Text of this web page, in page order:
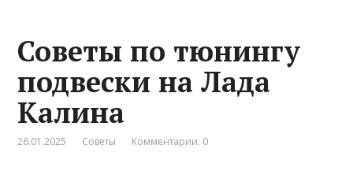
Советы по тюнингу
подвески на Лада
Калина
26.01.2025 Советы Комментарии: 0